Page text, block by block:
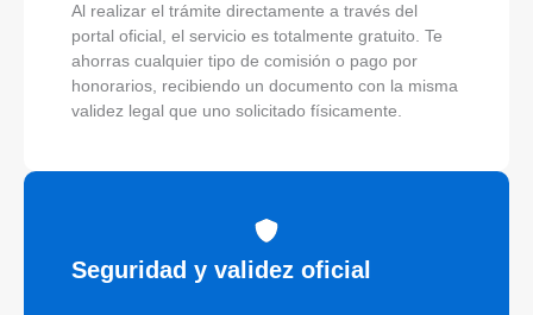
Al realizar el trámite directamente a través del
portal oficial, el servicio es totalmente gratuito. Te
ahorras cualquier tipo de comisión o pago por
honorarios, recibiendo un documento con la misma
validez legal que uno solicitado físicamente.
Seguridad y validez oficial